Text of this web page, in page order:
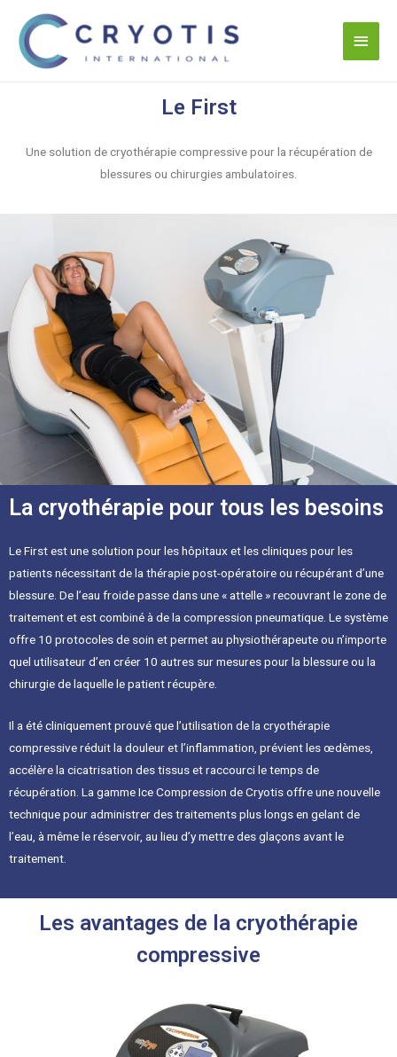
Le First
Une solution de cryothérapie compressive pour la récupération de
blessures ou chirurgies ambulatoires.
La cryothérapie pour tous les besoins
Le First est une solution pour les hôpitaux et les cliniques pour les
patients nécessitant de la thérapie post-opératoire ou récupérant d’une
blessure. De l’eau froide passe dans une « attelle » recouvrant le zone de
traitement et est combiné à de la compression pneumatique. Le système
offre 10 protocoles de soin et permet au physiothérapeute ou n’importe
quel utilisateur d’en créer 10 autres sur mesures pour la blessure ou la
chirurgie de laquelle le patient récupère.
Il a été cliniquement prouvé que l’utilisation de la cryothérapie
compressive réduit la douleur et l’inflammation, prévient les œdèmes,
accélère la cicatrisation des tissus et raccourci le temps de
récupération. La gamme Ice Compression de Cryotis offre une nouvelle
technique pour administrer des traitements plus longs en gelant de
l’eau, à même le réservoir, au lieu d’y mettre des glaçons avant le
traitement.
Les avantages de la cryothérapie
compressive